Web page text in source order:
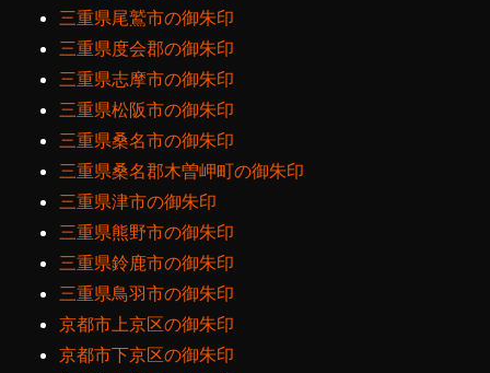
三重県尾鷲市の御朱印
三重県度会郡の御朱印
三重県志摩市の御朱印
三重県松阪市の御朱印
三重県桑名市の御朱印
三重県桑名郡木曽岬町の御朱印
三重県津市の御朱印
三重県熊野市の御朱印
三重県鈴鹿市の御朱印
三重県鳥羽市の御朱印
京都市上京区の御朱印
京都市下京区の御朱印